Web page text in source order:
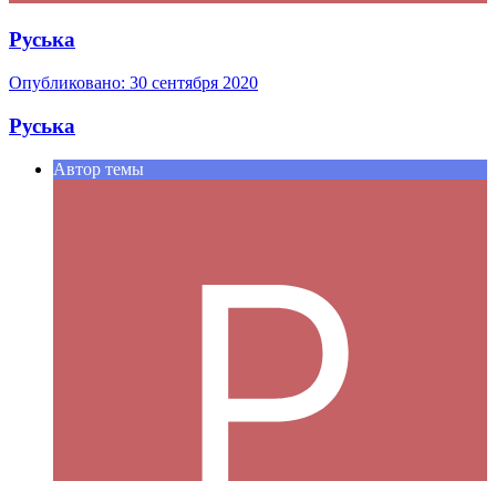
Руська
Опубликовано: 30 сентября 2020
Руська
Автор темы